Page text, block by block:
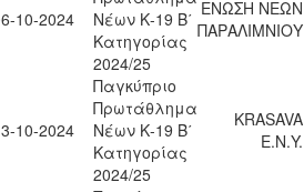
10-2024
Νέων Κ-19 Β΄
Κατηγορίας
2024/25
ΕΝΩΣΗ ΝΕΩΝ
ΠΑΡΑΛΙΜΝΙΟΥ
10-2024
Παγκύπριο
Πρωτάθλημα
Νέων Κ-19 Β΄
Κατηγορίας
2024/25
KRASAVA
Ε.Ν.Y.